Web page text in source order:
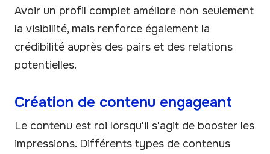
Avoir un profil complet améliore non seulement
la visibilité, mais renforce également la
crédibilité auprès des pairs et des relations
potentielles.
Création de contenu engageant
Le contenu est roi lorsqu'il s'agit de booster les
impressions. Différents types de contenus